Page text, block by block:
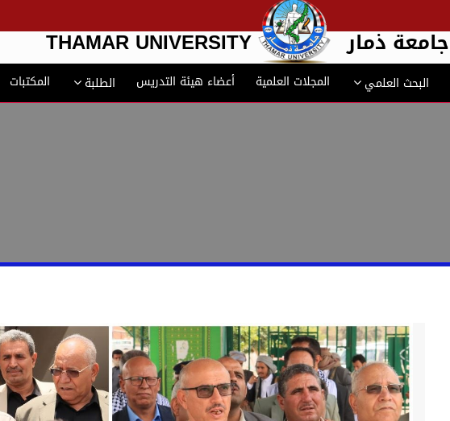
جامعة ذمار THAMAR UNIVERSITY
البحث العلمي المجلات العلمية أعضاء هيئة التدريس الطلبة المكتبات